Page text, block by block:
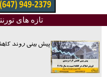
تازه های
پیش بینی روند